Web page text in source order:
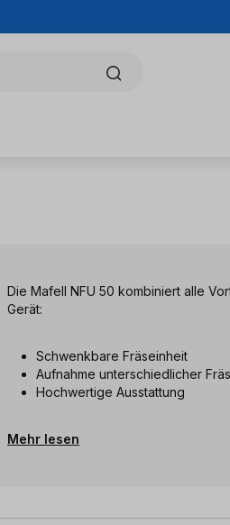
Die Mafell NFU 50 kombiniert alle
Gerät:
Schwenkbare Fräseinheit
Aufnahme unterschiedlicher
Hochwertige Ausstattung
Mehr lesen